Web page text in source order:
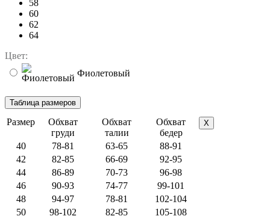
58
60
62
64
Цвет:
Фиолетовый
Размер
Обхват
груди
Обхват
талии
Обхват
бедер
X
40 78-81 63-65
88-91
42
82-85 66-69
92-95
44
86-89 70-73
96-98
46
90-93 74-77
99-101
48
94-97 78-81
102-104
50
98-102 82-85
105-108